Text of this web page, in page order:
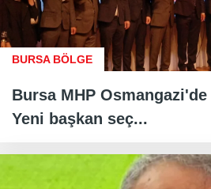
BURSA BÖLGE
Bursa MHP
Yeni başkan seç...